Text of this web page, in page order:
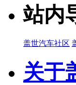
站内
盖世汽车社区
关于